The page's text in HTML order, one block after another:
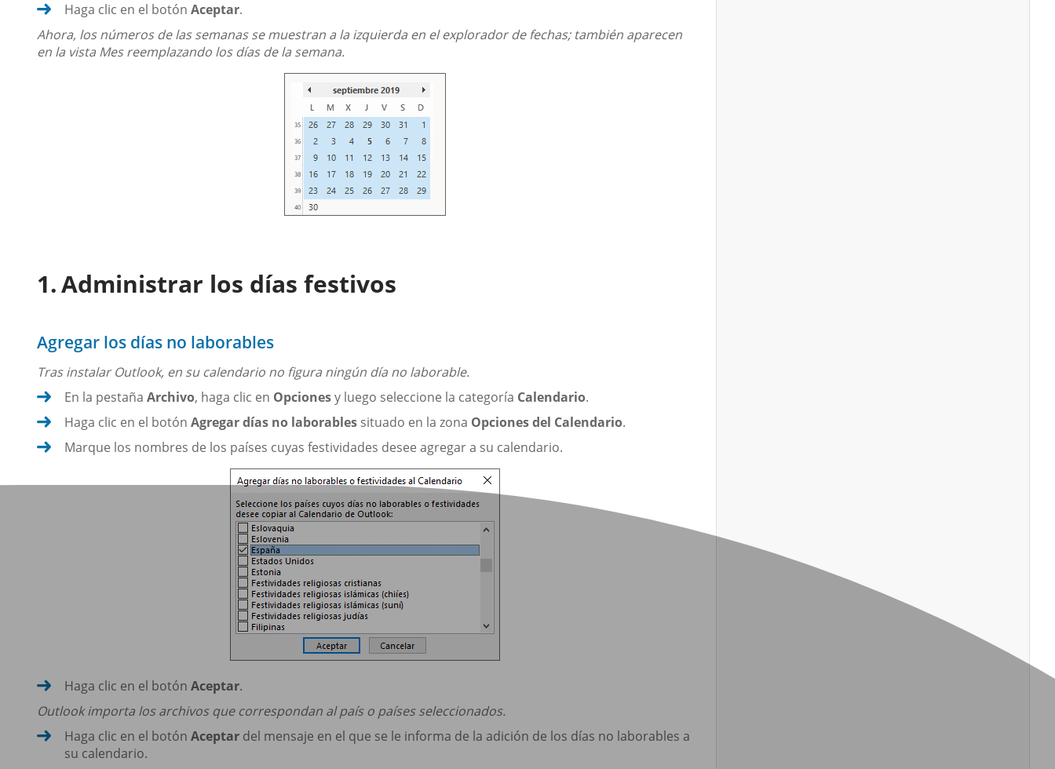
Haga clic en el botón Aceptar.
Ahora, los números de las semanas se muestran a la izquierda en el explorador de fechas; también aparecen
en la vista Mes reemplazando los días de la semana.
Administrar los días festivos
Agregar los días no laborables
Tras instalar Outlook, en su calendario no figura ningún día no laborable.
En la pestaña Archivo, haga clic en Opcionesy luego seleccione la categoría Calendario.
Haga clic en el botón Agregar días no laborables situado en la zona Opciones del Calendario.
Marque los nombres de los países cuyas festividades desee agregar a su calendario.
Haga clic en el botón Aceptar.
Outlook importa los archivos que correspondan al país o países seleccionados.
Haga clic en el botón Aceptar del mensaje en el que se le informa de la adición de los días no laborables a
su calendario.